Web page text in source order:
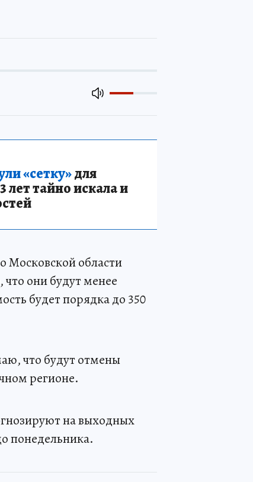
«сетку»для
лет тайно искала и
Московской области
они будут менее
будет порядка до 350
что будут отмены
регионе.
на выходных
понедельника.